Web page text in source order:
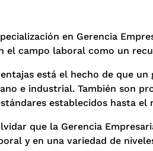
en Gerencia
el campo laboral como un
está el hecho de que
e industrial. También son
establecidos hasta el
que la Gerencia
y en una variedad de